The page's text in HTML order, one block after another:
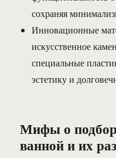
сохраняя
Инновационные
искусственное
специальные
эстетику и
Мифы о
ванной и их